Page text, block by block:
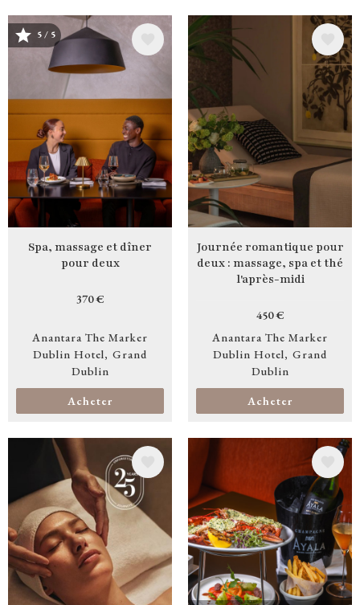
Image
5 / 5
Spa, massage et dîner
pour deux
370 €
Anantara The Marker
Dublin Hotel
Grand
Dublin
Acheter
Image
Journée romantique pour
deux : massage, spa et thé
l'après-midi
450 €
Anantara The Marker
Dublin Hotel
Grand
Dublin
Acheter
Image Image